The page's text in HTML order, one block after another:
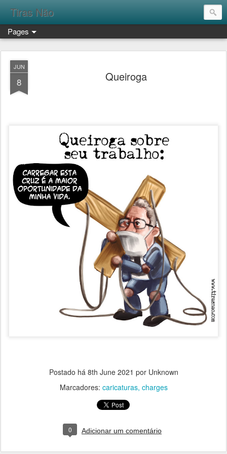
Tiras Não
Pages
JUN
8 Queiroga
Postado há 8th June 2021 por Unknown
Marcadores: caricaturas charges
0 Adicionar um comentário